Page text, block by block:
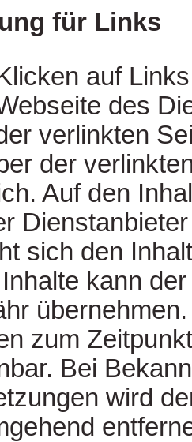
für Links
auf
des
verlinkten
der
Auf den
sich den
kann
zum
Bei
wird